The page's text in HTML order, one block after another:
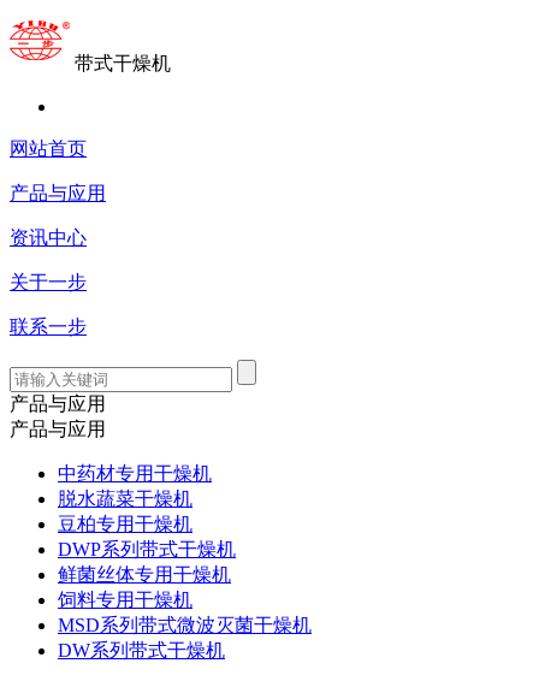
带式干燥机
网站首页
产品与应用
资讯中心
关于一步
联系一步
产品与应用
产品与应用
中药材专用干燥机
脱水蔬菜干燥机
豆柏专用干燥机
DWP系列带式干燥机
鲜菌丝体专用干燥机
饲料专用干燥机
MSD系列带式微波灭菌干燥机
DW系列带式干燥机